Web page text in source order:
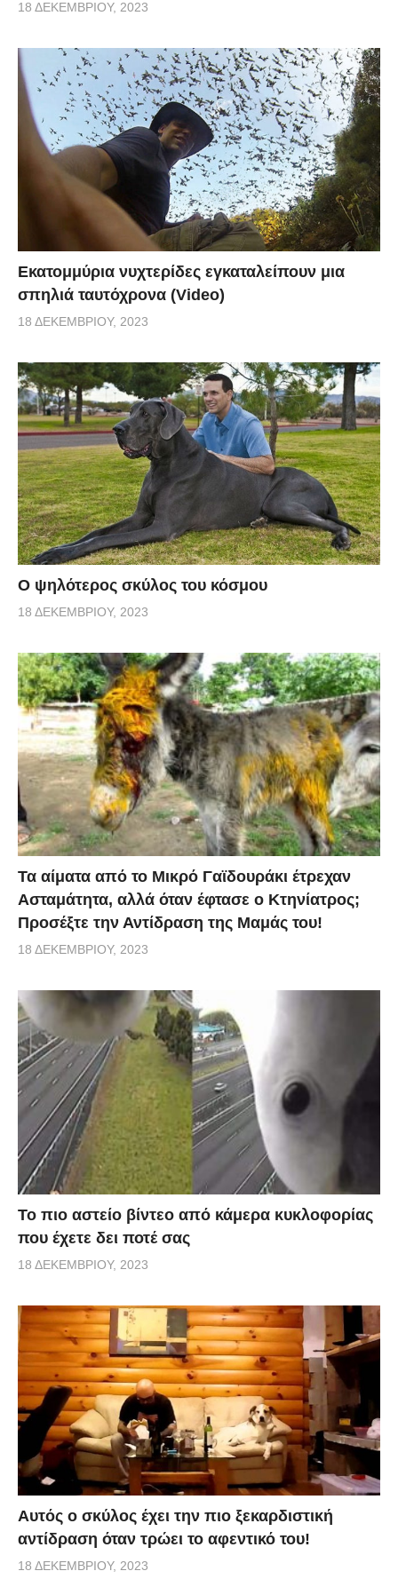
18 ΔΕΚΕΜΒΡΊΟΥ, 2023
Εκατομμύρια νυχτερίδες εγκαταλείπουν μια
σπηλιά ταυτόχρονα (Video)
18 ΔΕΚΕΜΒΡΊΟΥ, 2023
Ο ψηλότερος σκύλος του κόσμου
18 ΔΕΚΕΜΒΡΊΟΥ, 2023
Τα αίματα από το Μικρό Γαϊδουράκι έτρεχαν
Ασταμάτητα, αλλά όταν έφτασε ο Κτηνίατρος;
Προσέξτε την Αντίδραση της Μαμάς του!
18 ΔΕΚΕΜΒΡΊΟΥ, 2023
Το πιο αστείο βίντεο από κάμερα κυκλοφορίας
που έχετε δει ποτέ σας
18 ΔΕΚΕΜΒΡΊΟΥ, 2023
Αυτός ο σκύλος έχει την πιο ξεκαρδιστική
αντίδραση όταν τρώει το αφεντικό του!
18 ΔΕΚΕΜΒΡΊΟΥ, 2023